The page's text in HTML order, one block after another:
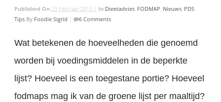
Published On 23 Februari 2015 | In Dieetadvies, FODMAP, Nieuws, PDS,
Tips By Foodie Sigrid 6 Comments
Wat betekenen de hoeveelheden die genoemd
worden bij voedingsmiddelen in de beperkte
lijst? Hoeveel is een toegestane portie? Hoeveel
fodmaps mag ik van de groene lijst per maaltijd?